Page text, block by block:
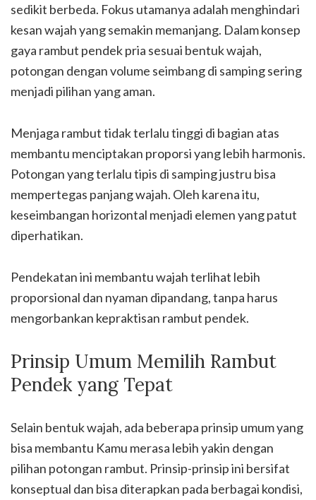
sedikit berbeda. Fokus utamanya adalah menghindari
kesan wajah yang semakin memanjang. Dalam konsep
gaya rambut pendek pria sesuai bentuk wajah,
potongan dengan volume seimbang di samping sering
menjadi pilihan yang aman.
Menjaga rambut tidak terlalu tinggi di bagian atas
membantu menciptakan proporsi yang lebih harmonis.
Potongan yang terlalu tipis di samping justru bisa
mempertegas panjang wajah. Oleh karena itu,
keseimbangan horizontal menjadi elemen yang patut
diperhatikan.
Pendekatan ini membantu wajah terlihat lebih
proporsional dan nyaman dipandang, tanpa harus
mengorbankan kepraktisan rambut pendek.
Prinsip Umum Memilih Rambut
Pendek yang Tepat
Selain bentuk wajah, ada beberapa prinsip umum yang
bisa membantu Kamu merasa lebih yakin dengan
pilihan potongan rambut. Prinsip-prinsip ini bersifat
konseptual dan bisa diterapkan pada berbagai kondisi,